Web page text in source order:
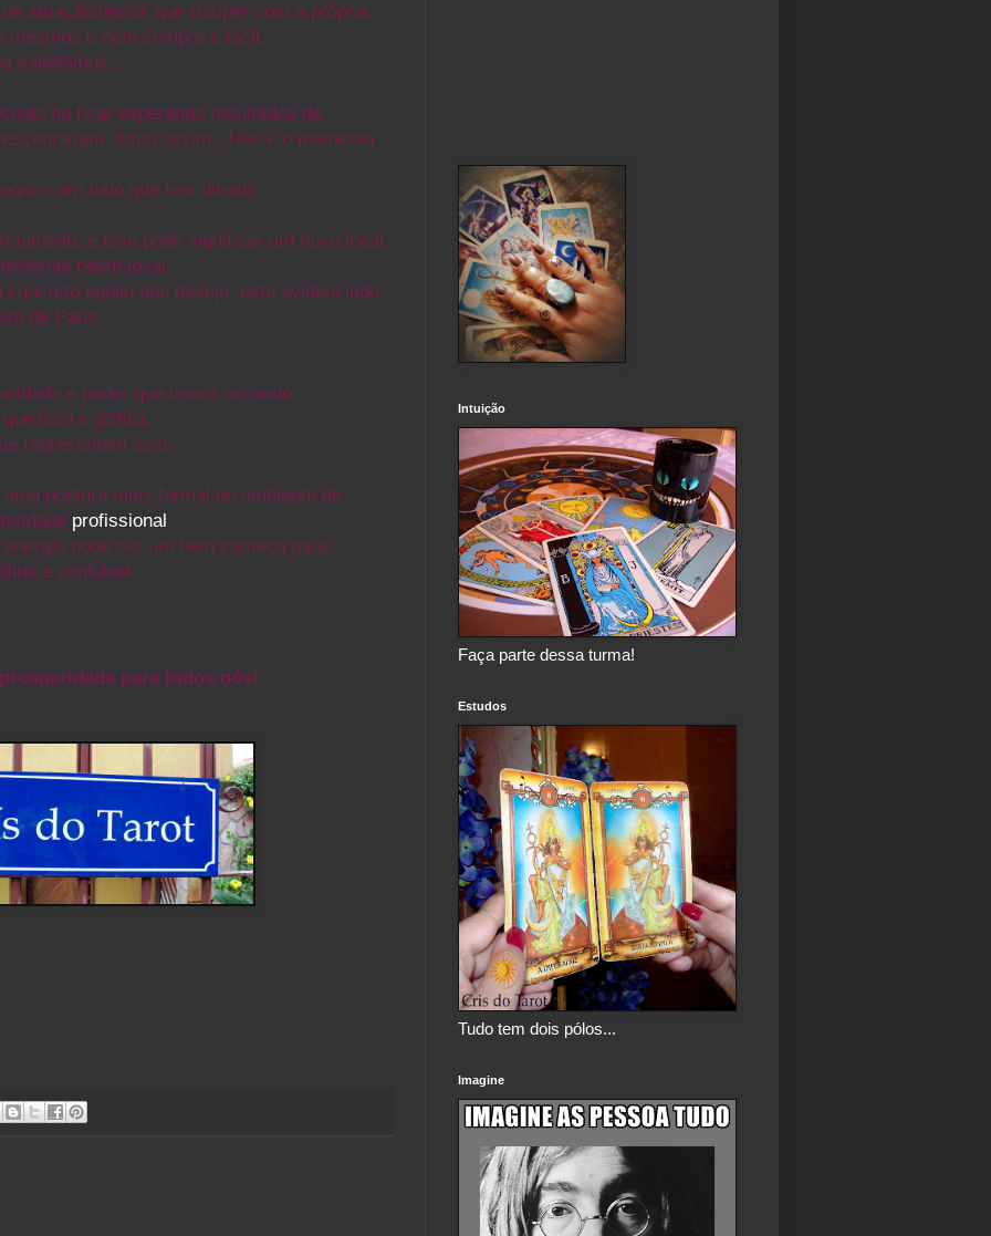
atuação,temos que romper com a própria
mesmos,e nem sempre é fácil.
sabotamos...
ou ficar esperando resultados de
tanto assim...Não é o momento
com tudo que tem direito.
e isso pode significar um novo local
neste local.
concreto aquilo que deseja está evidenciado
de Paus.
e poder que temos,arcando
isso significa.
representem isso.
postura mais formal no ambiente de
profissional.
pode ser um bom começo para
e confiável.
para todos nós!
Intuição
Faça parte dessa turma!
Estudos
Tudo tem dois pólos...
Imagine